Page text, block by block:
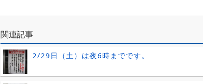
関連記事
2/29日（土）は夜6時までです。